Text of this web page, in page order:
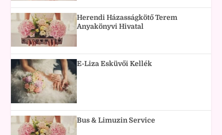
Herendi Házasságkötő Terem
Anyakönyvi Hivatal
E-Liza Esküvői Kellék
Bus & Limuzin Service